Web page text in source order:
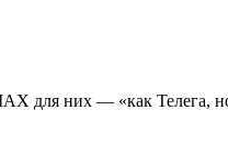
для них — «как Телега,